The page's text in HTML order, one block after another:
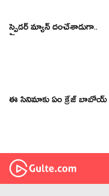
స్పైడర్ మ్యాన్ దంచేశాడుగా..
ఈ సినిమాకు ఏం క్రేజ్ బాబోయ్